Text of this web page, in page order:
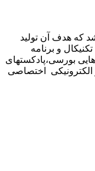
که هدف آن تولید
و برنامه
بورسی،پادکستهای
الکترونیکی اختصاصی